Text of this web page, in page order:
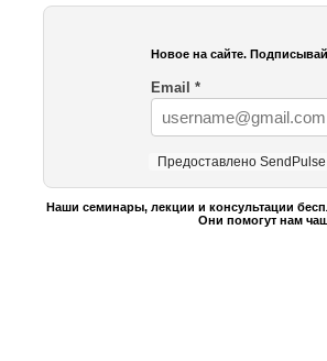
Новое на сайте.
Email *
Предоставлено SendPulse
Наши семинары, лекции и консультации
Они помогут нам